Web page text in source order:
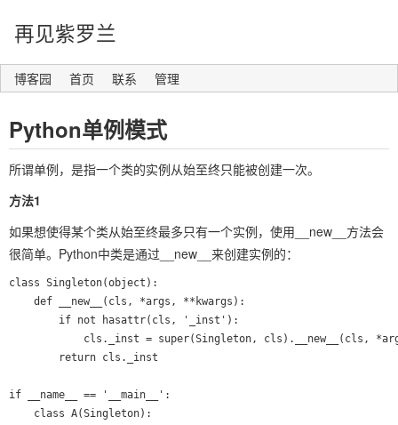
再见紫罗兰
博客园 首页 联系 管理
Python单例模式
所谓单例，是指一个类的实例从始至终只能被创建一次。
方法1
如果想使得某个类从始至终最多只有一个实例，使用__new__方法会
很简单。Python中类是通过__new__来创建实例的：
class Singleton(object):
    def __new__(cls, *args, **kwargs):
        if not hasattr(cls, '_inst'):
cls._inst = super(Singleton, cls).__new__(cls,
        return cls._inst
if __name__ == '__main__':
    class A(Singleton):